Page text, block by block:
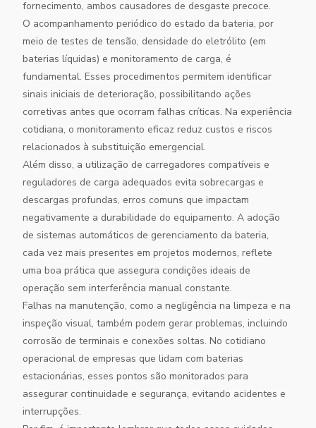
fornecimento, ambos causadores de desgaste precoce.
O acompanhamento periódico do estado da bateria, por
meio de testes de tensão, densidade do eletrólito (em
baterias líquidas) e monitoramento de carga, é
fundamental. Esses procedimentos permitem identificar
sinais iniciais de deterioração, possibilitando ações
corretivas antes que ocorram falhas críticas. Na experiência
cotidiana, o monitoramento eficaz reduz custos e riscos
relacionados à substituição emergencial.
Além disso, a utilização de carregadores compatíveis e
reguladores de carga adequados evita sobrecargas e
descargas profundas, erros comuns que impactam
negativamente a durabilidade do equipamento. A adoção
de sistemas automáticos de gerenciamento da bateria,
cada vez mais presentes em projetos modernos, reflete
uma boa prática que assegura condições ideais de
operação sem interferência manual constante.
Falhas na manutenção, como a negligência na limpeza e na
inspeção visual, também podem gerar problemas, incluindo
corrosão de terminais e conexões soltas. No cotidiano
operacional de empresas que lidam com baterias
estacionárias, esses pontos são monitorados para
assegurar continuidade e segurança, evitando acidentes e
interrupções.